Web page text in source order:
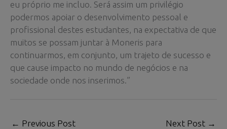
eu próprio me incluo. Será assim um privilégio
podermos apoiar o desenvolvimento pessoal e
profissional destes estudantes, na expectativa de que
muitos se possam juntar à Moneris para
continuarmos, em conjunto, um trajeto de sucesso e
que cause impacto no mundo de negócios e na
sociedade onde nos inserimos.”
← Previous Post Next Post →